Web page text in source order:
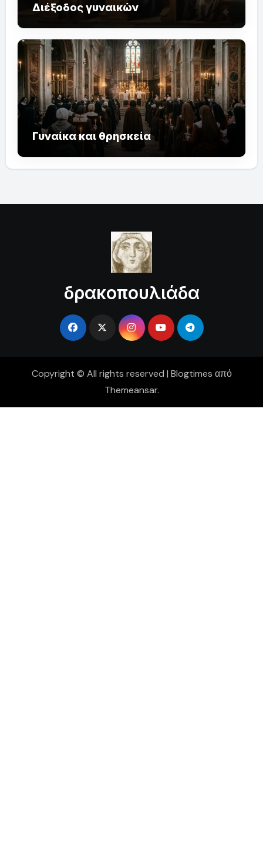
Διέξοδος γυναικών
Γυναίκα και θρησκεία
δρακοπουλιάδα
Copyright © All rights reserved | Blogtimes από
Themeansar.